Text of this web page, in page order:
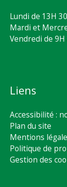
Lundi de 13H
Mardi et
Vendredi de 9H
Liens
Accessibilité :
Plan du site
Mentions
Politique de
Gestion des